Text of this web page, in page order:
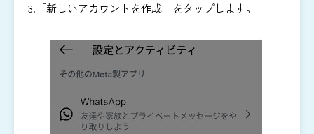
3.「新しいアカウントを作成」をタップします。